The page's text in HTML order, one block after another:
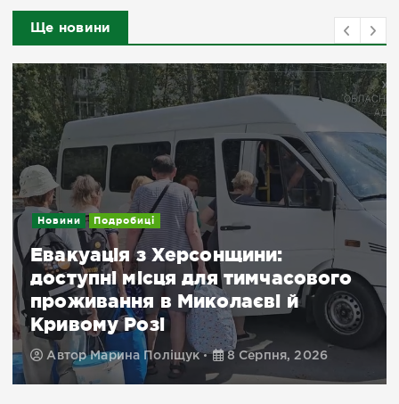
Ще новини
Новини Подробиці
Евакуація з Херсонщини:
доступні місця для тимчасового
проживання в Миколаєві й
Кривому Розі
АвторМарина Поліщук 8 Серпня, 2026